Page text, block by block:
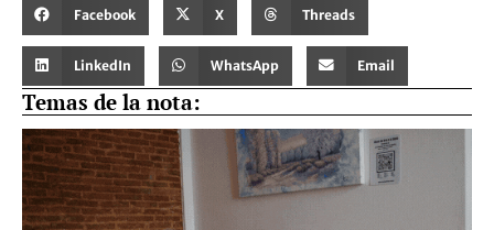
Facebook X Threads
LinkedIn WhatsApp Email
Temas de la nota: